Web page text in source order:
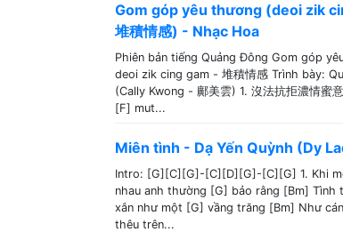
Gom góp yêu thương (deoi zik
堆積情感) - Nhạc Hoa
Phiên bản tiếng Quảng Đông Gom góp
deoi zik cing gam - 堆積情感 Trình bày:
(Cally Kwong - 鄺美雲) 1. 沒法抗拒濃情蜜
[F] mut...
Miên tình - Dạ Yến Quỳnh (Dy
Intro: [G][C][G]-[C][D][G]-[C][G] 1. Khi
nhau anh thường [G] bảo rằng [Bm] Tình
xắn như một [G] vầng trăng [Bm] Như
thêu trên...